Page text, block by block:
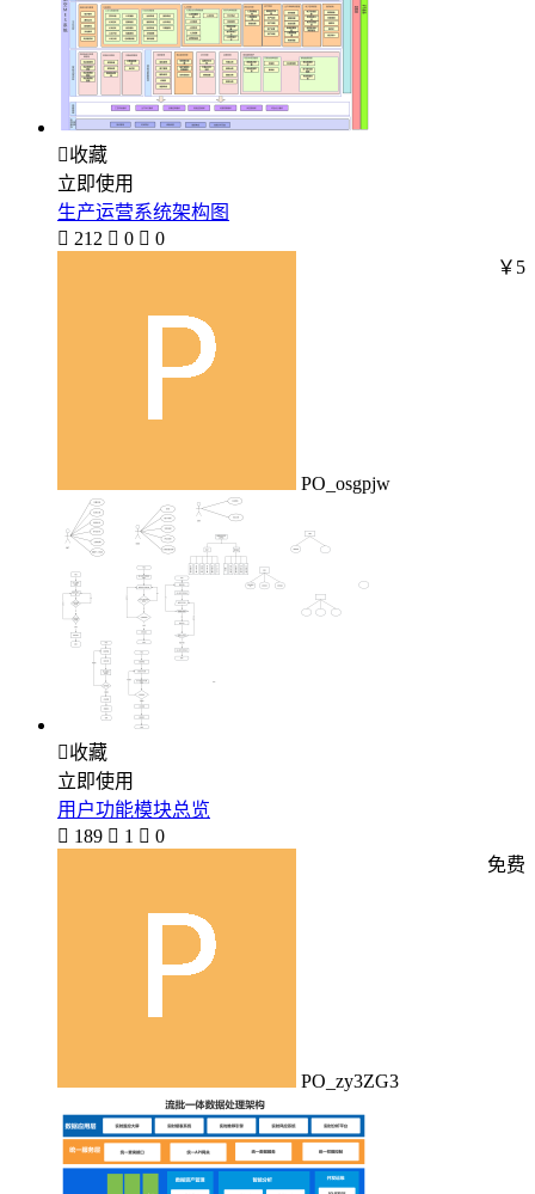
收藏
立即使用
生产运营系统架构图
 212  0  0
PO_osgpjw
￥5
收藏
立即使用
用户功能模块总览
 189  1  0
PO_zy3ZG3
免费